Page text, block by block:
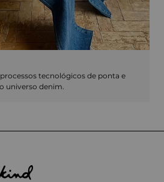
tecnológicos de ponta e
universo denim.